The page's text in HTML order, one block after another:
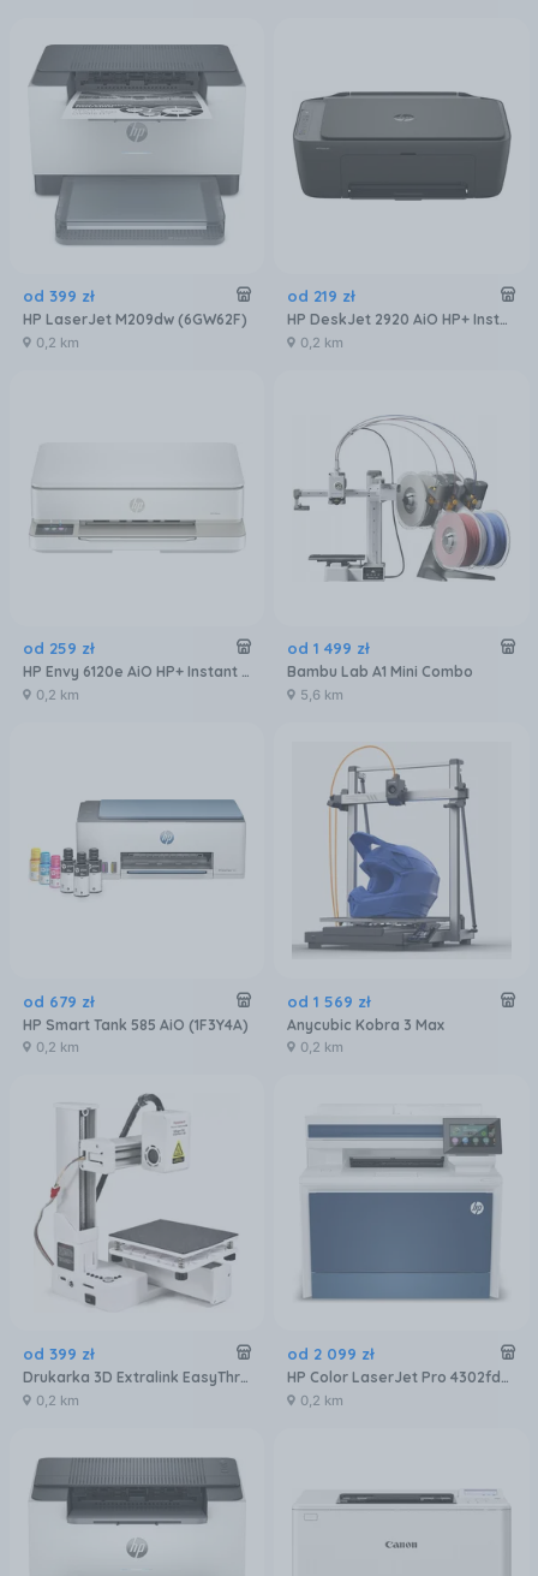
od 399 zł
HP LaserJet M209dw (6GW62F)
0,2 km
od 219 zł
HP DeskJet 2920 AiO HP+ Instant Ink (89F97B)
0,2 km
od 259 zł
HP Envy 6120e AiO HP+ Instant Ink (714L8B)
0,2 km
od 1 499 zł
Bambu Lab A1 Mini Combo
5,6 km
od 679 zł
HP Smart Tank 585 AiO (1F3Y4A)
0,2 km
od 1 569 zł
Anycubic Kobra 3 Max
0,2 km
od 399 zł
Drukarka 3D Extralink EasyThreed K10 Mini (EXK10MINI)
0,2 km
od 2 099 zł
HP Color LaserJet Pro 4302fdw MFP (5HH64F)
0,2 km